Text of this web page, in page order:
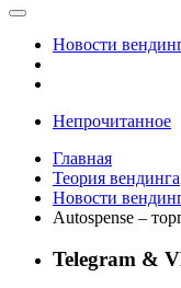
Новости
Непрочитанное
Главная
Теория вендинга
Новости
Autospense –
Telegram &